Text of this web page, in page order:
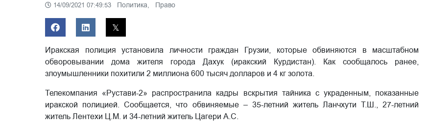
14/09/2021 07:49:53 Политика, Право
Иракская полиция установила личности граждан Грузии, которые обвиняются в масштабном
обворовывании дома жителя города Дахук (иракский Курдистан). Как сообщалось ранее,
злоумышленники похитили 2 миллиона 600 тысяч долларов и 4 кг золота.
Телекомпания «Рустави-2» распространила кадры вскрытия тайника с украденным, показанные
иракской полицией. Сообщается, что обвиняемые – 35-летний житель Ланчхути Т.Ш., 27-летний
житель Лентехи Ц.М. и 34-летний житель Цагери А.С.